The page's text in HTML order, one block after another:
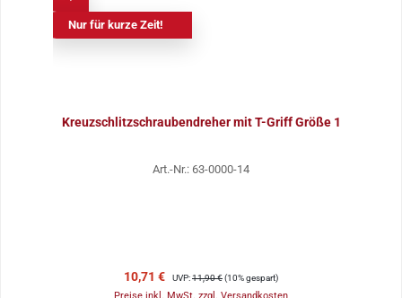
Nur für kurze Zeit!
Kreuzschlitzschraubendreher mit T-Griff Größe 1
Art.-Nr.: 63-0000-14
Verkaufspreis:
10,71 € Regulärer Preis:
UVP:11,90 €(10% gespart)